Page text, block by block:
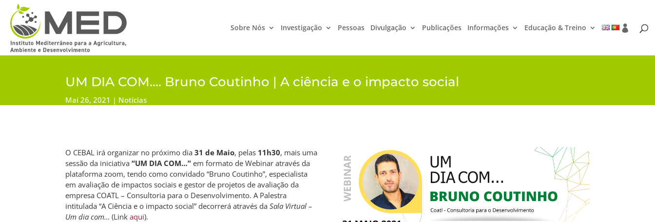
Sobre Nós Investigação Pessoas Divulgação Publicações Informações Educação & Treino
UM DIA COM…. Bruno Coutinho | A ciência e o impacto social
Mai 26, 2021 Notícias
O CEBAL irá organizar no próximo dia31 de Maio, pelas 11h30, mais uma
sessão da iniciativa“UM DIA COM…” em formato de Webinar através da
plataforma zoom, tendo como convidado “Bruno Coutinho”, especialista
em avaliação de impactos sociais e gestor de projetos de avaliação da
empresa COATL – Consultoria para o Desenvolvimento. A Palestra
intitulada “A Ciência e o impacto social” decorrerá através daSala Virtual –
Um dia com… (Linkaqui).